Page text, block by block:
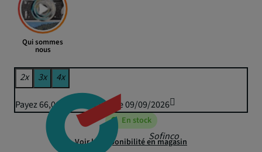
Qui sommes
nous
Sofinco
2x 3x 4x
Payez 66,06 € puis 64,95 € le 09/09/2026
En stock
Voir la disponibilité en magasin